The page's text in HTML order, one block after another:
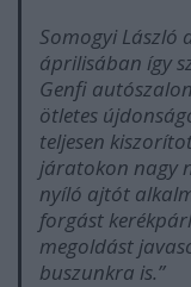
Somogyi László
áprilisában így
Genfi
ötletes
teljesen
járatokon nagy
nyíló ajtót
forgást
megoldást
buszunkra is.”